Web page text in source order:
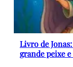
Livro de
grande peixe